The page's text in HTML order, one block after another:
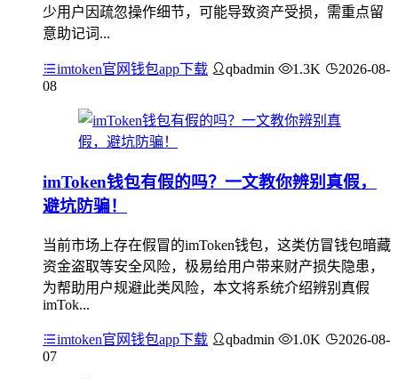
少用户因疏忽操作细节，可能导致资产受损，需重点留
意助记词...
imtoken官网钱包app下载 qbadmin 1.3K
2026-08-
08
imToken钱包有假的吗？一文教你辨别真假，
避坑防骗！
当前市场上存在假冒的imToken钱包，这类仿冒钱包暗藏
资金盗取等安全风险，极易给用户带来财产损失隐患，
为帮助用户规避此类风险，本文将系统介绍辨别真假
imTok...
imtoken官网钱包app下载 qbadmin 1.0K
2026-08-
07